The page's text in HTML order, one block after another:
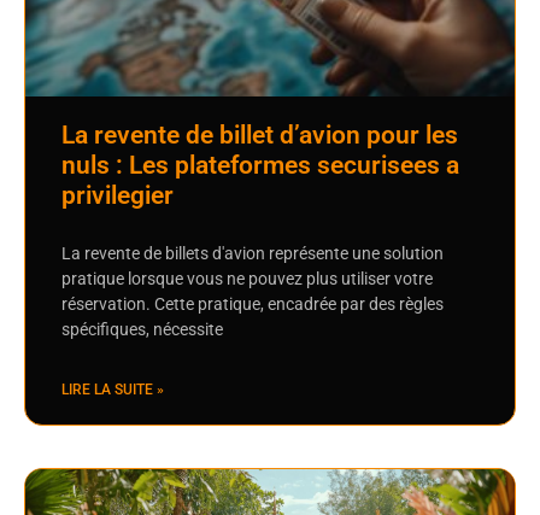
La revente de billet d’avion pour les
nuls : Les plateformes securisees a
privilegier
La revente de billets d'avion représente une solution
pratique lorsque vous ne pouvez plus utiliser votre
réservation. Cette pratique, encadrée par des règles
spécifiques, nécessite
LIRE LA SUITE »